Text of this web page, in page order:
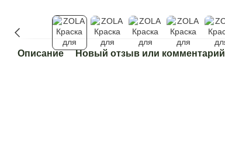
Описание Новый отзыв или комментарий